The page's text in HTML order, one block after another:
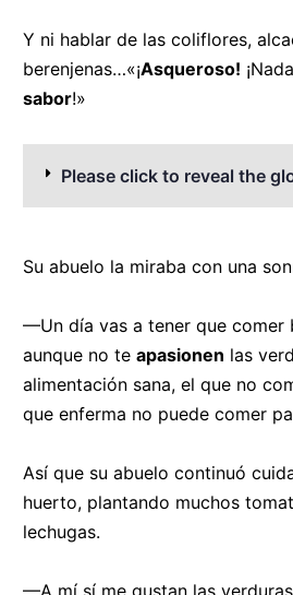
Y ni hablar de las coliflores,
berenjenas…«¡Asqueroso!
sabor!»
Please click to reveal the
Su abuelo la miraba con una
—Un día vas a tener que comer
aunque no te apasionen las
alimentación sana, el que no
que enferma no puede comer
Así que su abuelo continuó
huerto, plantando muchos
lechugas.
—A mí sí me gustan las